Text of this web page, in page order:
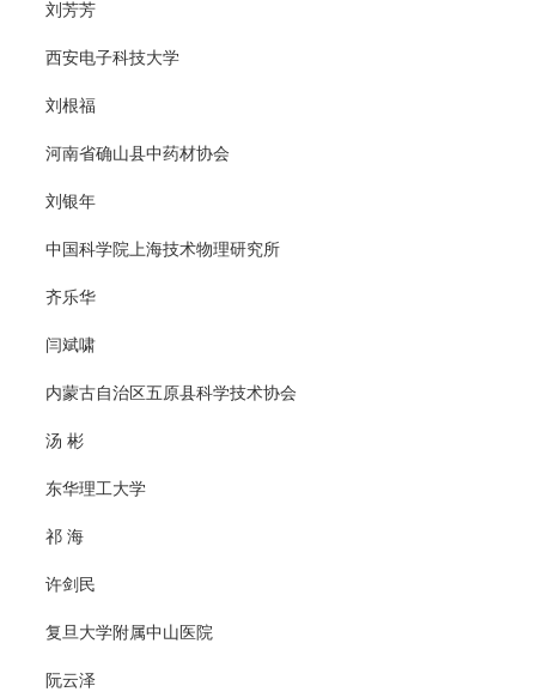
刘芳芳
西安电子科技大学
刘根福
河南省确山县中药材协会
刘银年
中国科学院上海技术物理研究所
齐乐华
闫斌啸
内蒙古自治区五原县科学技术协会
汤 彬
东华理工大学
祁 海
许剑民
复旦大学附属中山医院
阮云泽